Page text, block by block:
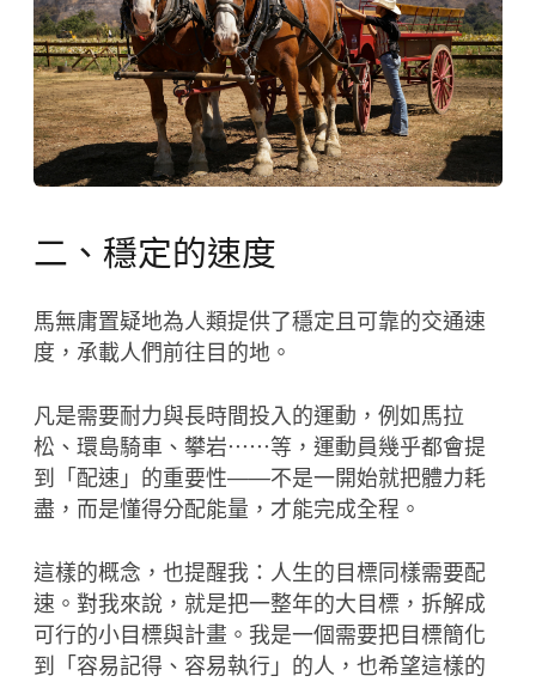
二、穩定的速度
馬無庸置疑地為人類提供了穩定且可靠的交通速
度，承載人們前往目的地。
凡是需要耐力與長時間投入的運動，例如馬拉
松、環島騎車、攀岩⋯⋯等，運動員幾乎都會提
到「配速」的重要性——不是一開始就把體力耗
盡，而是懂得分配能量，才能完成全程。
這樣的概念，也提醒我：人生的目標同樣需要配
速。對我來說，就是把一整年的大目標，拆解成
可行的小目標與計畫。我是一個需要把目標簡化
到「容易記得、容易執行」的人，也希望這樣的